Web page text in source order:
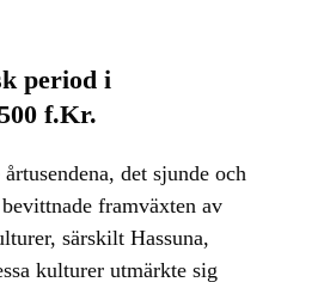
period i
f.Kr.
det sjunde och
framväxten av
särskilt Hassuna,
kulturer utmärkte sig